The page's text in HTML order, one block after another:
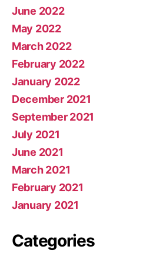
June 2022
May 2022
March 2022
February 2022
January 2022
December 2021
September 2021
July 2021
June 2021
March 2021
February 2021
January 2021
Categories